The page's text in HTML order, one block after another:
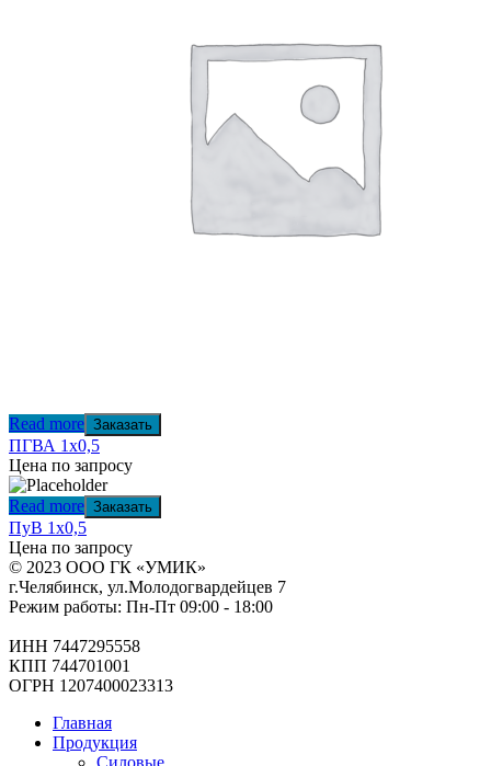
Read more Заказать
ПГВА 1х0,5
Цена по запросу
Read more Заказать
ПуВ 1х0,5
Цена по запросу
© 2023 ООО ГК «УМИК»
г.Челябинск, ул.Молодогвардейцев 7
Режим работы: Пн-Пт 09:00 - 18:00
ИНН 7447295558
КПП 744701001
ОГРН 1207400023313
Главная
Продукция